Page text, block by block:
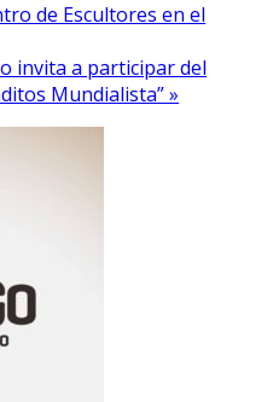
de Escultores en el
invita a participar del
Mundialista” »